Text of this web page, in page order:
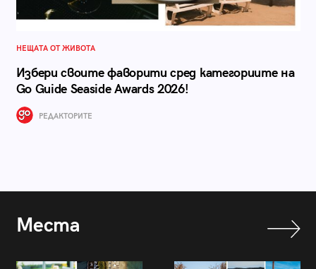
НЕЩАТА ОТ ЖИВОТА
Избери своите фаворити сред категориите на
Go Guide Seaside Awards 2026!
РЕДАКТОРИТЕ
Места